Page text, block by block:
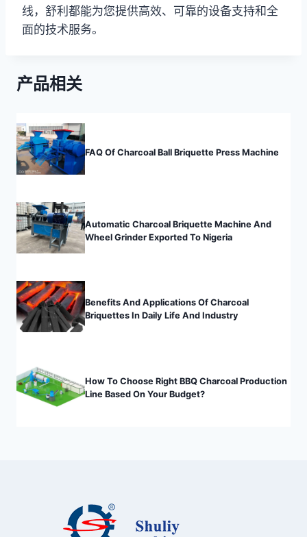
线，舒利都能为您提供高效、可靠的设备支持和全
面的技术服务。
产品相关
FAQ Of Charcoal Ball Briquette Press Machine
Automatic Charcoal Briquette Machine And
Wheel Grinder Exported To Nigeria
Benefits And Applications Of Charcoal
Briquettes In Daily Life And Industry
How To Choose Right BBQ Charcoal Production
Line Based On Your Budget?